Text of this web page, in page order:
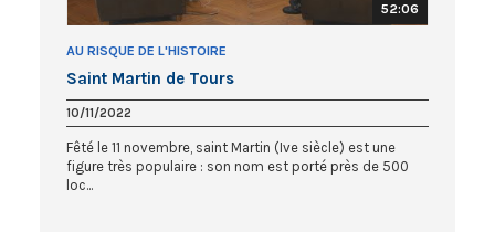
52:06
AU RISQUE DE L'HISTOIRE
Saint Martin de Tours
10/11/2022
Fêté le 11 novembre, saint Martin (Ive siècle) est une
figure très populaire : son nom est porté près de 500
loc...